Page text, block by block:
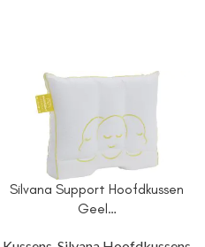
Silvana Support Hoofdkussen
Geel…